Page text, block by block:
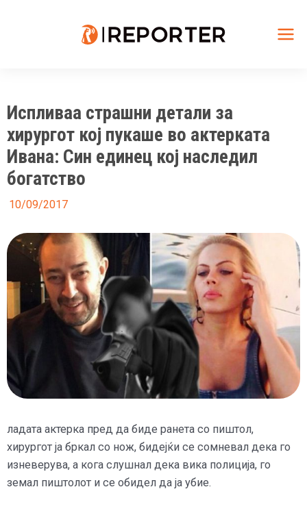
Испливаа страшни детали за
хирургот кој пукаше во актерката
Ивана: Син единец кој наследил
богатство
10/09/2017
ладата актерка пред да биде ранета со пиштол,
хирургот ја бркал со нож, бидејќи се сомневал дека го
изневерува, а кога слушнал дека вика полиција, го
земал пиштолот и се обидел да ја убие.